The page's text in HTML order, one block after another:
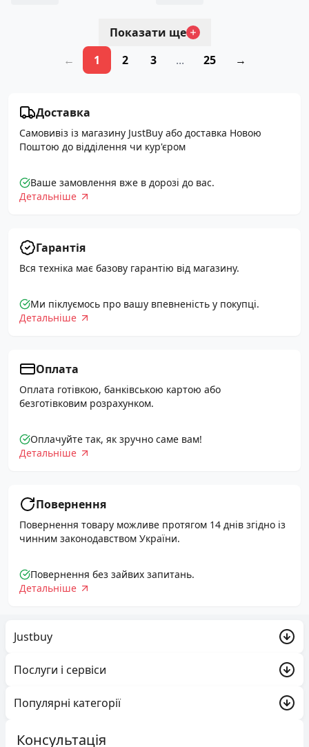
Показати ще
←
1 2 3 ... 25 →
Доставка
Самовивіз із магазину JustBuy або доставка Новою
Поштою до відділення чи кур'єром
Ваше замовлення вже в дорозі до вас.
Детальніше
Гарантія
Вся техніка має базову гарантію від магазину.
Ми піклуємось про вашу впевненість у покупці.
Детальніше
Оплата
Оплата готівкою, банківською картою або
безготівковим розрахунком.
Оплачуйте так, як зручно саме вам!
Детальніше
Повернення
Повернення товару можливе протягом 14 днів згідно із
чинним законодавством України.
Повернення без зайвих запитань.
Детальніше
Justbuy
Акції
Послуги і сервіси
Trade-in
Популярні категорії
Ігрові консолі та геймінг
Консультація